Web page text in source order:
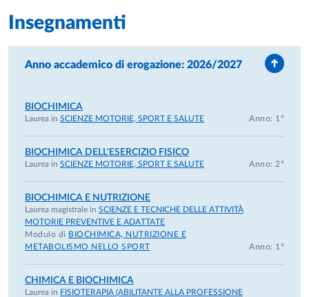
Insegnamenti
Anno accademico di erogazione: 2026/2027
BIOCHIMICA
Laurea in SCIENZE MOTORIE, SPORT E SALUTE Anno: 1°
BIOCHIMICA DELL'ESERCIZIO FISICO
Laurea in SCIENZE MOTORIE, SPORT E SALUTE Anno: 2°
BIOCHIMICA E NUTRIZIONE
Laurea magistrale in SCIENZE E TECNICHE DELLE ATTIVITÀ
MOTORIE PREVENTIVE E ADATTATE
Modulo di BIOCHIMICA, NUTRIZIONE E
METABOLISMO NELLO SPORT
Anno: 1°
CHIMICA E BIOCHIMICA
Laurea in FISIOTERAPIA (ABILITANTE ALLA PROFESSIONE